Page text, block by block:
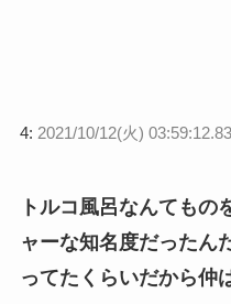
4: 2021/10/12(火)
トルコ風呂なんてもの
ャーな知名度だったん
ってたくらいだから仲